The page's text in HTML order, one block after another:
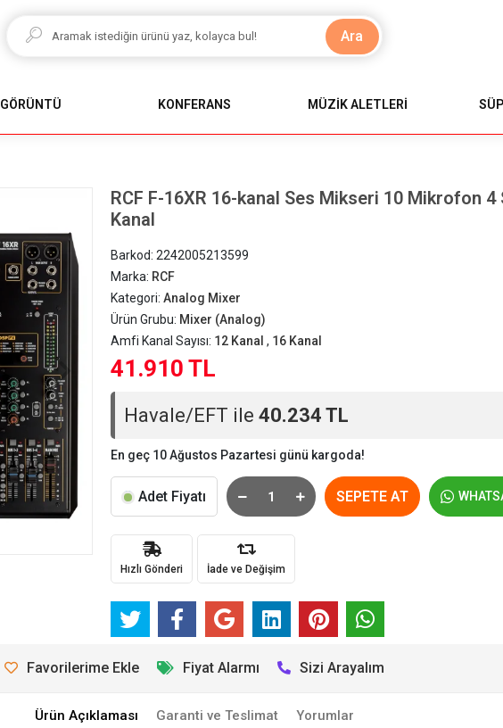
Ara
GÖRÜNTÜ KONFERANS MÜZİK ALETLERİ
RCF F-16XR 16-kanal Ses Mikseri 10 Mikrofon 4
Kanal
Barkod:2242005213599
Marka: RCF
Kategori:Analog Mixer
Ürün Grubu: Mixer (Analog)
Amfi Kanal Sayısı: 12 Kanal , 16 Kanal
41.910 TL
Havale/EFT ile40.234 TL
En geç 10 Ağustos Pazartesi günü kargoda!
Adet Fiyatı SEPETE AT
Hızlı Gönderi İade ve Değişim
Favorilerime Ekle Fiyat Alarmı Sizi Arayalım
Ürün Açıklaması Garanti ve Teslimat Yorumlar